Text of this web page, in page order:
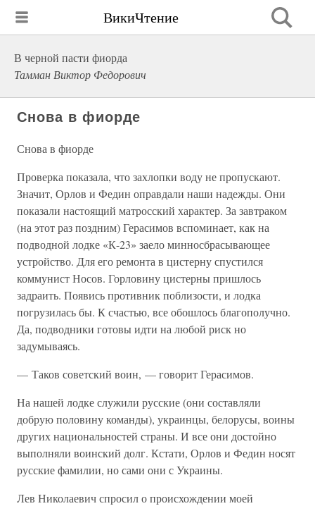
ВикиЧтение
В черной пасти фиорда
Тамман Виктор Федорович
Снова в фиорде
Снова в фиорде
Проверка показала, что захлопки воду не пропускают.
Значит, Орлов и Федин оправдали наши надежды. Они
показали настоящий матросский характер. За завтраком
(на этот раз поздним) Герасимов вспоминает, как на
подводной лодке «К-23» заело минносбрасывающее
устройство. Для его ремонта в цистерну спустился
коммунист Носов. Горловину цистерны пришлось
задраить. Появись противник поблизости, и лодка
погрузилась бы. К счастью, все обошлось благополучно.
Да, подводники готовы идти на любой риск но
задумываясь.
— Таков советский воин, — говорит Герасимов.
На нашей лодке служили русские (они составляли
добрую половину команды), украинцы, белорусы, воины
других национальностей страны. И все они достойно
выполняли воинский долг. Кстати, Орлов и Федин носят
русские фамилии, но сами они с Украины.
Лев Николаевич спросил о происхождении моей